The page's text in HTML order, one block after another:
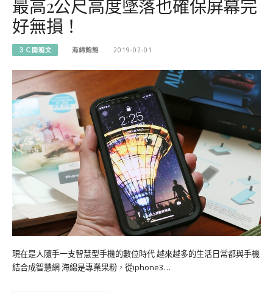
最高2公尺高度墜落也確保屏幕完
好無損！
３Ｃ開箱文 海綿飽飽 2019-02-01
現在是人隨手一支智慧型手機的數位時代 越來越多的生活日常都與手機
結合成智慧網 海綿是專業果粉，從iphone3…